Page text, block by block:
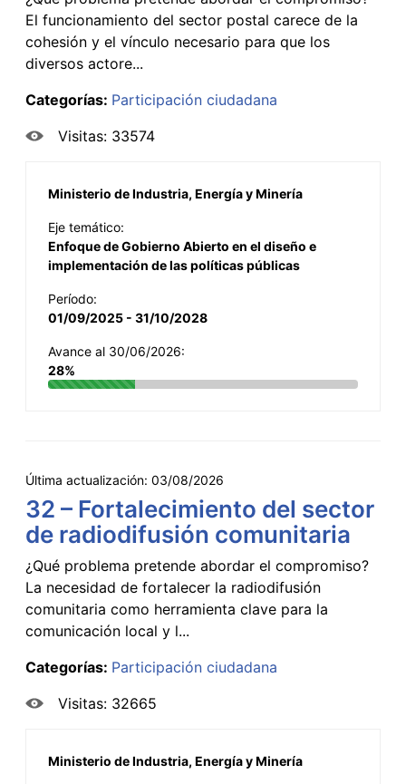
El funcionamiento del sector postal carece de la
cohesión y el vínculo necesario para que los
diversos actore...
Categorías: Participación ciudadana
Visitas: 33574
Ministerio de Industria, Energía y Minería
Eje temático:
Enfoque de Gobierno Abierto en el diseño e
implementación de las políticas públicas
Período:
01/09/2025 - 31/10/2028
Avance al 30/06/2026:
28%
Última actualización: 03/08/2026
32 – Fortalecimiento del sector
de radiodifusión comunitaria
¿Qué problema pretende abordar el compromiso?
La necesidad de fortalecer la radiodifusión
comunitaria como herramienta clave para la
comunicación local y l...
Categorías: Participación ciudadana
Visitas: 32665
Ministerio de Industria, Energía y Minería